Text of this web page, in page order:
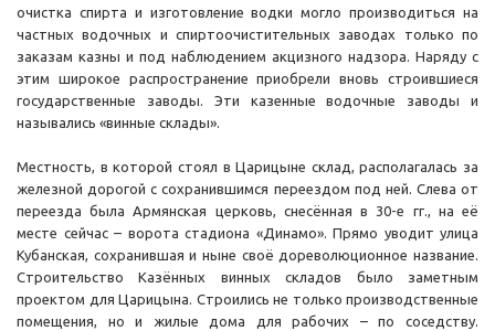
очистка спирта и изготовление водки могло производиться на
частных водочных и спиртоочистительных заводах только по
заказам казны и под наблюдением акцизного надзора. Наряду с
этим широкое распространение приобрели вновь строившиеся
государственные заводы. Эти казенные водочные заводы и
назывались «винные склады».
Местность, в которой стоял в Царицыне склад, располагалась за
железной дорогой с сохранившимся переездом под ней. Слева от
переезда была Армянская церковь, снесённая в 30-е гг., на её
месте сейчас – ворота стадиона «Динамо». Прямо уводит улица
Кубанская, сохранившая и ныне своё дореволюционное название.
Строительство Казённых винных складов было заметным
проектом для Царицына. Строились не только производственные
помещения, но и жилые дома для рабочих – по соседству.